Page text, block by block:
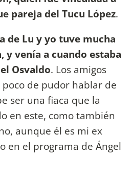
pareja del Tucu López.
de Lu y yo tuve mucha
y venía a cuando estaba
Osvaldo. Los amigos
de pudor hablar de
ser una fiaca que la
en este, como también
aunque él es mi ex
en el programa de Ángel